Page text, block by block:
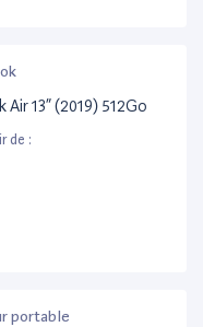
13” (2019) 512Go
de :
portable